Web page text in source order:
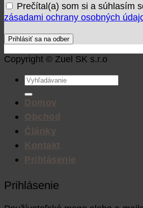
Prečítal(a) som si a súhlasím
zásadami ochrany osobných
Copyright © Zuel SK s.r.o
Hľadať:
Domov
Obchod
Články
Kontakt
Prihlásenie
Prihlásenie